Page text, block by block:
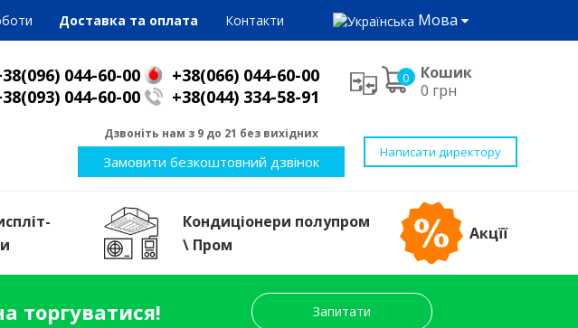
Доставка та оплата Контакти Мова
044-60-00
+38(066) 044-60-00
044-60-00
+38(044) 334-58-91
0
Кошик
0 грн
Дзвоніть нам з 9 до 21 без вихідних
Замовити безкоштовний дзвінок
Написати директору
Кондиціонери полупром
\ Пром
Акцїї
торгуватися! Запитати